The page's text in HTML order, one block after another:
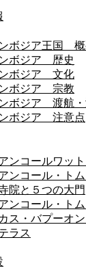
ボジア王国
ボジア 歴史
ボジア 文化
ボジア 宗教
ボジア 渡航・
ボジア 注意点
アンコールワッ
アンコール・ト
院と５つの大門
アンコール・ト
ス・バプーオ
ラス